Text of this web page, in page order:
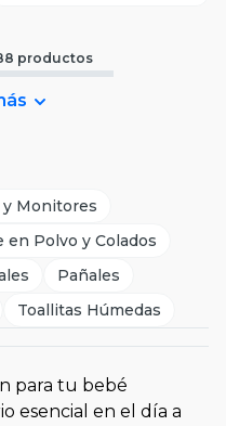
productos
y Monitores
en Polvo y Colados
Pañales
Toallitas Húmedas
para tu bebé
esencial en el día a